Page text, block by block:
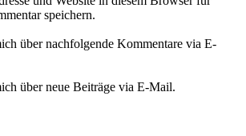
speichern.
über nachfolgende Kommentare via E-
über neue Beiträge via E-Mail.